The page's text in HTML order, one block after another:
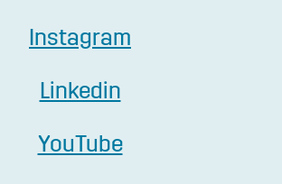
Instagram
Linkedin
YouTube